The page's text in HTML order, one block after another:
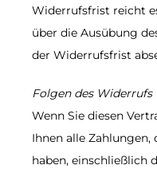
Widerrufsfrist reicht
über die Ausübung
der Widerrufsfrist
Folgen des Widerrufs
Wenn Sie diesen
Ihnen alle
haben, einschließlich